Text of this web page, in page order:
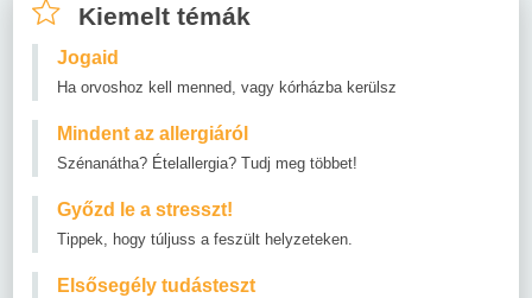
Kiemelt témák
Jogaid
Ha orvoshoz kell menned, vagy kórházba kerülsz
Mindent az allergiáról
Szénanátha? Ételallergia? Tudj meg többet!
Győzd le a stresszt!
Tippek, hogy túljuss a feszült helyzeteken.
Elsősegély tudásteszt